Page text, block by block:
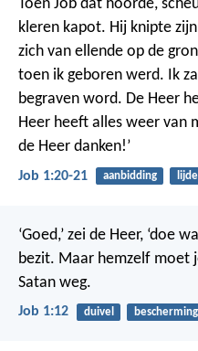
Toen Job dat hoorde,
kleren kapot. Hij knipte
zich van ellende op de
toen ik geboren werd. Ik
begraven word. De Heer
Heer heeft alles weer van
de Heer danken!’
Job 1:20-21 aanbidding
‘Goed,’ zei de Heer, ‘doe
bezit. Maar hemzelf moet
Satan weg.
Job 1:12 duivel bescherming